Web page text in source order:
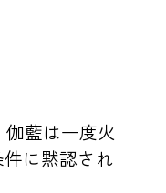
藍は一度火
に黙認され